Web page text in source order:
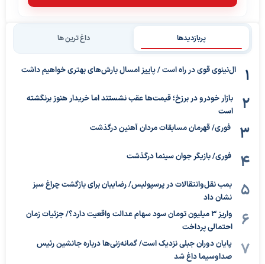
پربازدیدها داغ ترین ها
ال‌نینوی قوی در راه است / پاییز امسال بارش‌های بهتری خواهیم داشت
بازار خودرو در برزخ؛ قیمت‌ها عقب نشستند اما خریدار هنوز برنگشته
است
فوری/ قهرمان مسابقات مردان آهنین درگذشت
فوری/ بازیگر جوان سینما درگذشت
بمب نقل‌وانتقالات در پرسپولیس/ رضاییان برای بازگشت چراغ سبز
نشان داد
واریز ۳ میلیون تومان سود سهام عدالت واقعیت دارد؟/ جزئیات زمان
احتمالی پرداخت
پایان دوران جبلی نزدیک است/ گمانه‌زنی‌ها درباره جانشین رئیس
صداوسیما داغ شد